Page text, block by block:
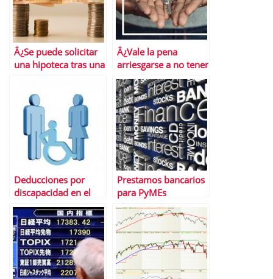
Â¿Se puede solicitar
una hipoteca tras una
Â¿Vale la pena
arriesgarse a no tener
un seguro de hogar?
Deducciones por
discapacidad en el
IRPF
Prestamos bancarios
para PyMEs